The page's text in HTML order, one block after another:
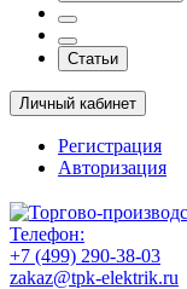
Статьи
Личный кабинет
Регистрация
Авторизация
Телефон:
+7 (499) 290-38-03
zakaz@tpk-elektrik.ru